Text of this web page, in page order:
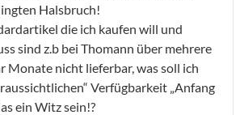
Halsbruch!
die ich kaufen will und
sind z.b bei Thomann über mehrere
Monate nicht lieferbar, was soll ich
Verfügbarkeit „Anfang
ein Witz sein!?